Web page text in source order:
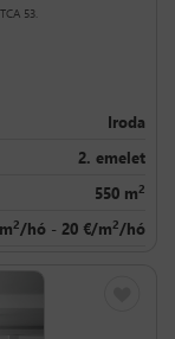
53.
Iroda
2. emelet
550 m2
2/hó - 20 €/m2/hó